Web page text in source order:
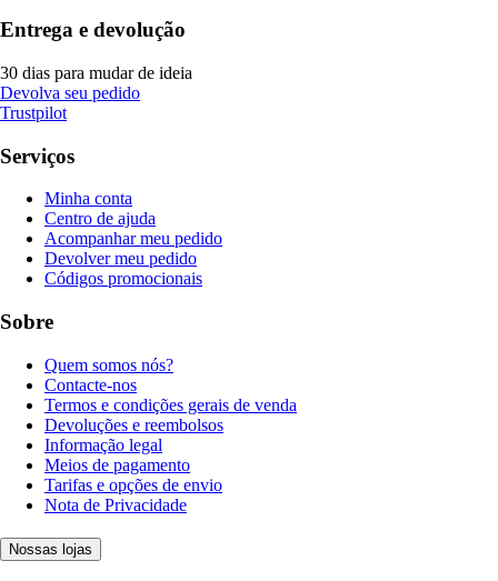
Entrega e devolução
30 dias para mudar de ideia
Devolva seu pedido
Trustpilot
Serviços
Minha conta
Centro de ajuda
Acompanhar meu pedido
Devolver meu pedido
Códigos promocionais
Sobre
Quem somos nós?
Contacte-nos
Termos e condições gerais de venda
Devoluções e reembolsos
Informação legal
Meios de pagamento
Tarifas e opções de envio
Nota de Privacidade
Nossas lojas